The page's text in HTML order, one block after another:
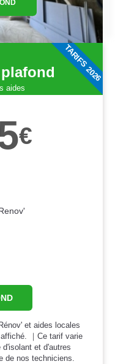
aides
€
et aides locales
｜Ce tarif varie
et d'autres
de nos techniciens.
TARIFS 2026